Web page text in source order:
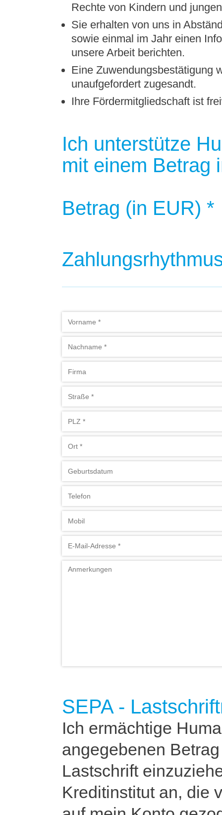
Rechte von Kindern und
Sie erhalten von uns in
sowie einmal im Jahr einen
unsere Arbeit berichten.
Eine Zuwendungsbestätigung
unaufgefordert zugesandt.
Ihre Fördermitgliedschaft ist
Ich unterstütze
mit einem Betrag
Betrag (in EUR) *
SEPA -
Ich ermächtige
angegebenen
Lastschrift
Kreditinstitut an, die